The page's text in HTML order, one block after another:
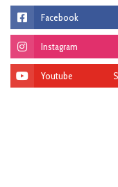
Facebook
Instagram
Youtube